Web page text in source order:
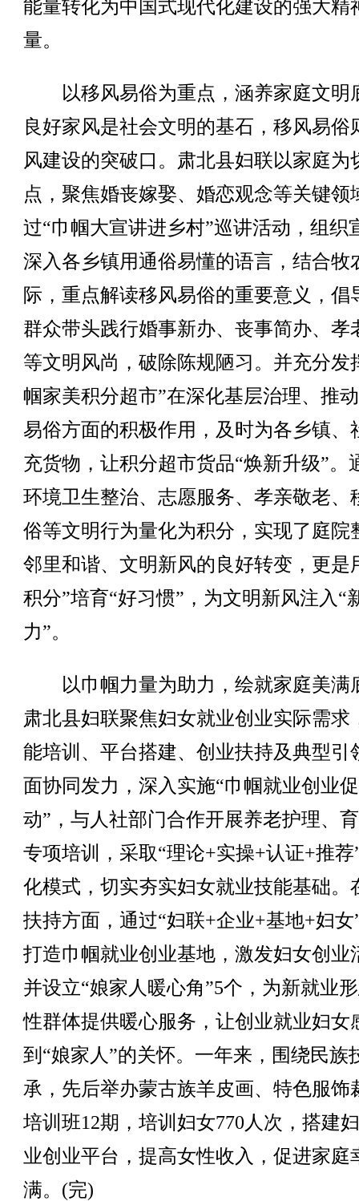
能量转化为中国式现代化建设的强大精
量。
以移风易俗为重点，涵养家庭文明
良好家风是社会文明的基石，移风易俗
风建设的突破口。肃北县妇联以家庭为
点，聚焦婚丧嫁娶、婚恋观念等关键领
过“巾帼大宣讲进乡村”巡讲活动，组织
深入各乡镇用通俗易懂的语言，结合牧
际，重点解读移风易俗的重要意义，倡
群众带头践行婚事新办、丧事简办、孝
等文明风尚，破除陈规陋习。并充分发
帼家美积分超市”在深化基层治理、推
易俗方面的积极作用，及时为各乡镇、
充货物，让积分超市货品“焕新升级”。
环境卫生整治、志愿服务、孝亲敬老、
俗等文明行为量化为积分，实现了庭院
邻里和谐、文明新风的良好转变，更是
积分”培育“好习惯”，为文明新风注入“
力”。
以巾帼力量为助力，绘就家庭美满
肃北县妇联聚焦妇女就业创业实际需求
能培训、平台搭建、创业扶持及典型引
面协同发力，深入实施“巾帼就业创业
动”，与人社部门合作开展养老护理、
专项培训，采取“理论+实操+认证+推荐
化模式，切实夯实妇女就业技能基础。
扶持方面，通过“妇联+企业+基地+妇女
打造巾帼就业创业基地，激发妇女创业
并设立“娘家人暖心角”5个，为新就业
性群体提供暖心服务，让创业就业妇女
到“娘家人”的关怀。一年来，围绕民族
承，先后举办蒙古族羊皮画、特色服饰
培训班12期，培训妇女770人次，搭建
业创业平台，提高女性收入，促进家庭
满。(完)